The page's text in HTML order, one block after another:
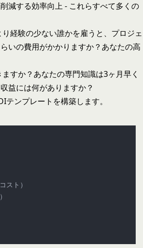
減する効率向上 - これらすべて多くの
経験の少ない誰かを雇うと、プロジェ
いの費用がかかりますか？あなたの高
すか？あなたの専門知識は3ヶ月早く
益には何がありますか？
ンプレートを構築します。
スト）